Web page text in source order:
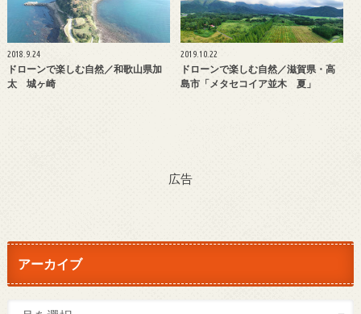
2018.9.24
ドローンで楽しむ自然／和歌山県加
太 城ヶ崎
2019.10.22
ドローンで楽しむ自然／滋賀県・高
島市「メタセコイア並木 夏」
広告
アーカイブ